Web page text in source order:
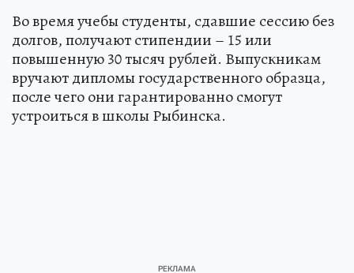
Во время учебы студенты, сдавшие сессию без
долгов, получают стипендии – 15 или
повышенную 30 тысяч рублей. Выпускникам
вручают дипломы государственного образца,
после чего они гарантированно смогут
устроиться в школы Рыбинска.